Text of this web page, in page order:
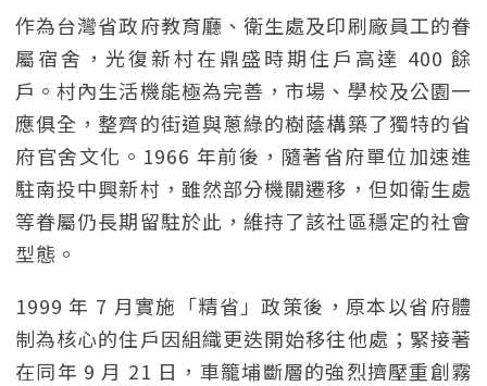
作為台灣省政府教育廳、衛生處及印刷廠員工的眷
屬宿舍，光復新村在鼎盛時期住戶高達 400 餘
戶。村內生活機能極為完善，市場、學校及公園一
應俱全，整齊的街道與蔥綠的樹蔭構築了獨特的省
府官舍文化。1966 年前後，隨著省府單位加速進
駐南投中興新村，雖然部分機關遷移，但如衛生處
等眷屬仍長期留駐於此，維持了該社區穩定的社會
型態。
1999 年 7 月實施「精省」政策後，原本以省府體
制為核心的住戶因組織更迭開始移往他處；緊接著
在同年 9 月 21 日，車籠埔斷層的強烈擠壓重創霧